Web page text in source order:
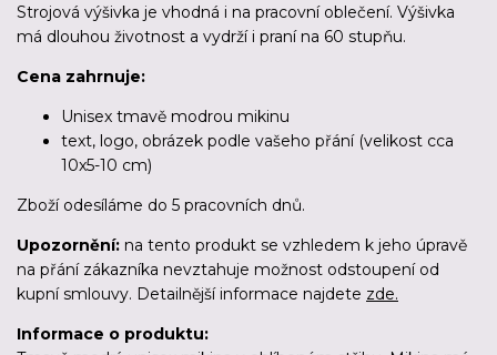
Strojová výšivka je vhodná i na pracovní oblečení. Výšivka
má dlouhou životnost a vydrží i praní na 60 stupňu.
Cena zahrnuje:
Unisex tmavě modrou mikinu
text, logo, obrázek podle vašeho přání (velikost cca
10x5-10 cm)
Zboží odesíláme do 5 pracovních dnů.
Upozornění: na tento produkt se vzhledem k jeho úpravě
na přání zákazníka nevztahuje možnost odstoupení od
kupní smlouvy. Detailnější informace najdete zde.
Informace o produktu: